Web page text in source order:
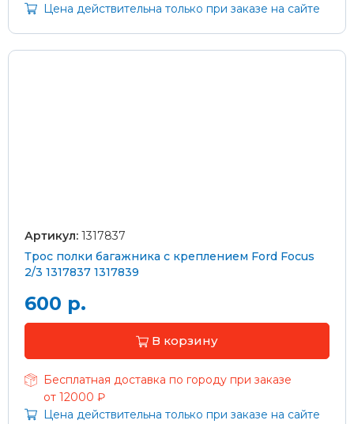
Цена действительна только при заказе на сайте
Артикул: 1317837
Трос полки багажника с креплением Ford Focus
2/3 1317837 1317839
600 р.
В корзину
Бесплатная доставка по городу при заказе
от 12000 ₽
Цена действительна только при заказе на сайте